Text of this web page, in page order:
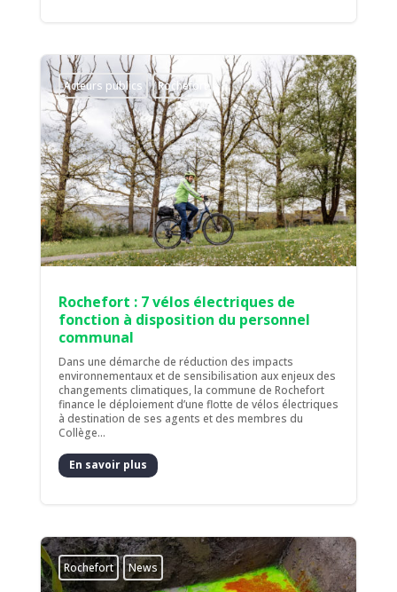
Acteurs publics Rochefort
Rochefort : 7 vélos électriques de
fonction à disposition du personnel
communal
Dans une démarche de réduction des impacts
environnementaux et de sensibilisation aux enjeux des
changements climatiques, la commune de Rochefort
finance le déploiement d’une flotte de vélos électriques
à destination de ses agents et des membres du
Collège...
En savoir plus
Rochefort News